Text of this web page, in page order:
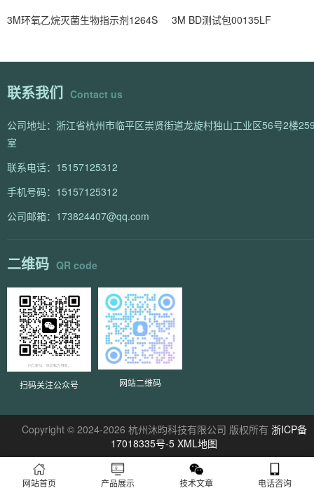
3M环氧乙烷灭菌生物指示剂1264S
3M BD测试包00135LF
联系我们 Contact us
公司地址：浙江省杭州市临平区崇贤街道龙旋村独山工业区56号2楼
室
联系电话：15157125312
手机号码：15157125312
公司邮箱：173824407@qq.com
二维码 QR code
扫码关注公众号 网站二维码
Copyright © 2024-2026 杭州沐昀科技有限公司 版权所有 浙ICP备
17018335号-5 XML地图
网站首页 产品展示 技术文章 电话咨询